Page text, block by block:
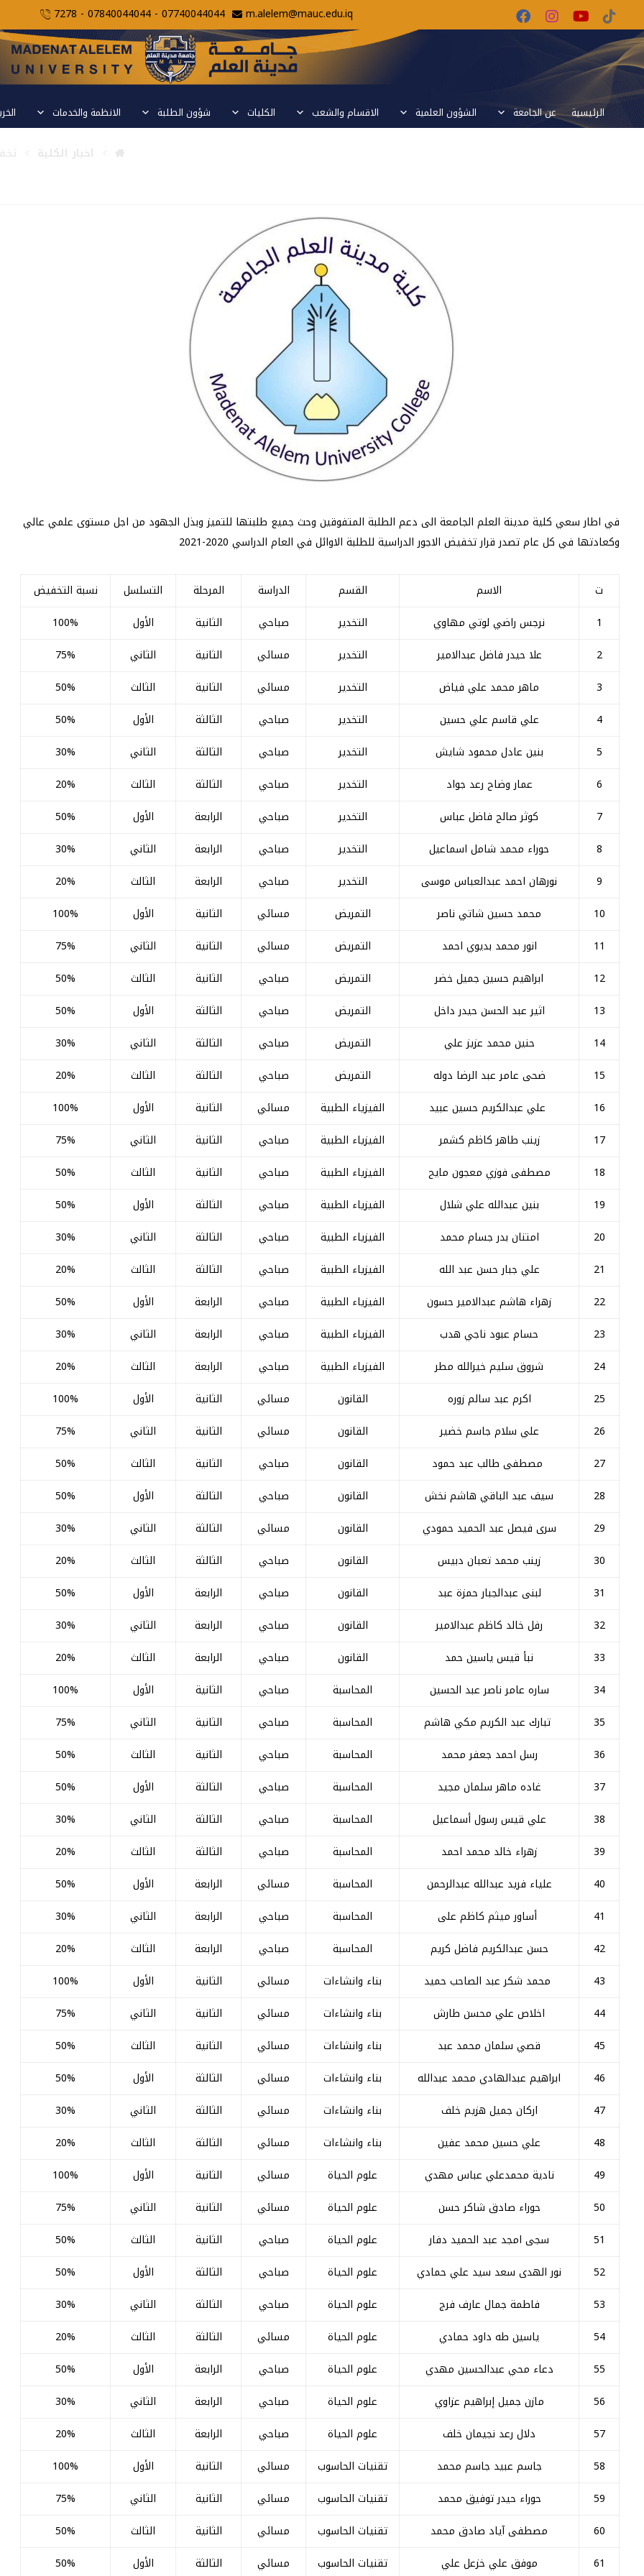
07740044044 - 07840044044 - 7278 m.alelem@mauc.edu.iq
الرئيسية عن الجامعة الشؤون العلمية الاقسام والشعب الكليات شؤون الطلبة الانظمة والخدمات
في اطار سعي كلية مدينة العلم الجامعة الى دعم الطلبة المتفوقين وحث جميع طلبتها للتميز وبذل الجهود من اجل مستوى علمي عالي
وكعادتها في كل عام تصدر قرار تخفيض الاجور الدراسية للطلبة الاوائل في العام الدراسي 2020-2021
ت الاسم القسم الدراسة المرحلة التسلسل
نسبة التخفيض
1
نرجس راضي لوتي مهاوي التخدير صباحي الثانية الأول
100%
2
علا حيدر فاضل عبدالامیر التخدير مسائي الثانية الثاني
75%
3
ماهر محمد علي فياض التخدير مسائي الثانية الثالث
50%
4
علي قاسم علي حسين التخدير صباحي الثالثة الأول
50%
5
بنين عادل محمود شایش التخدير صباحي الثالثة الثاني
30%
6
عمار وضاح رعد جواد التخدير صباحي الثالثة الثالث
20%
7
کوثر صالح فاضل عباس التخدير صباحي الرابعة الأول
50%
8
حوراء محمد شامل اسماعیل التخدير صباحي الرابعة الثاني
30%
9
نورهان احمد عبدالعباس موسى التخدير صباحي الرابعة الثالث
20%
10
محمد حسين شاتي ناصر التمريض مسائي الثانية الأول
100%
11
انور محمد بديوي احمد التمريض مسائي الثانية الثاني
75%
12
ابراهيم حسین جميل خضر التمريض صباحي الثانية الثالث
50%
13
اثير عبد الحسن حیدر داخل التمريض صباحي الثالثة الأول
50%
14
حنين محمد عزيز علي التمريض صباحي الثالثة الثاني
30%
15
ضحی عامر عبد الرضا دوله التمريض صباحي الثالثة الثالث
20%
16
علي عبدالكريم حسين عبيد الفيزياء الطبية مسائي الثانية الأول
100%
17
زینب طاهر کاظم کشمر الفيزياء الطبية صباحي الثانية الثاني
75%
18
مصطفى فوزي معجون مايح الفيزياء الطبية صباحي الثانية الثالث
50%
19
بنين عبدالله علي شلال الفيزياء الطبية صباحي الثالثة الأول
50%
20
امتنان بدر جسام محمد الفيزياء الطبية صباحي الثالثة الثاني
30%
21
علي جبار حسن عبد الله الفيزياء الطبية صباحي الثالثة الثالث
20%
22
زهراء هاشم عبدالامیر حسون الفيزياء الطبية صباحي الرابعة الأول
50%
23
حسام عبود ناجي هدب الفيزياء الطبية صباحي الرابعة الثاني
30%
24
شروق سلیم خیرالله مطر الفيزياء الطبية صباحي الرابعة الثالث
20%
25
اکرم عبد سالم زوره القانون مسائي الثانية الأول
100%
26
علي سلام جاسم خضير القانون مسائي الثانية الثاني
75%
27
مصطفی طالب عبد حمود القانون صباحي الثانية الثالث
50%
28
سيف عبد الباقي هاشم نخش القانون صباحي الثالثة الأول
50%
29
سری فیصل عبد الحميد حمودي القانون مسائي الثالثة الثاني
30%
30
زینب محمد تعبان دبیس القانون صباحي الثالثة الثالث
20%
31
لبنى عبدالجبار حمزة عبد القانون صباحي الرابعة الأول
50%
32
رفل خالد کاظم عبدالامیر القانون صباحي الرابعة الثاني
30%
33
نبأ قيس ياسين حمد القانون صباحي الرابعة الثالث
20%
34
ساره عامر ناصر عبد الحسين المحاسبة صباحي الثانية الأول
100%
35
تبارك عبد الكريم مكي هاشم المحاسبة صباحي الثانية الثاني
75%
36
رسل احمد جعفر محمد المحاسبة صباحي الثانية الثالث
50%
37
غاده ماهر سلمان مجید المحاسبة صباحي الثالثة الأول
50%
38
علي قيس رسول أسماعيل المحاسبة صباحي الثالثة الثاني
30%
39
زهراء خالد محمد احمد المحاسبة صباحي الثالثة الثالث
20%
40
علياء فريد عبدالله عبدالرحمن المحاسبة مسائي الرابعة الأول
50%
41
أساور ميثم كاظم على المحاسبة صباحي الرابعة الثاني
30%
42
حسن عبدالكريم فاضل كريم المحاسبة صباحي الرابعة الثالث
20%
43
محمد شكر عبد الصاحب حميد بناء وانشاءات مسائي الثانية الأول
100%
44
اخلاص علي محسن طارش بناء وانشاءات مسائي الثانية الثاني
75%
45
قصي سلمان محمد عبد بناء وانشاءات مسائي الثانية الثالث
50%
46
ابراهيم عبدالهادي محمد عبدالله بناء وانشاءات مسائي الثالثة الأول
50%
47
ارکان جمیل هزيم خلف بناء وانشاءات مسائي الثالثة الثاني
30%
48
علي حسين محمد عفين بناء وانشاءات مسائي الثالثة الثالث
20%
49
نادية محمدعلي عباس مهدي علوم الحياة مسائي الثانية الأول
100%
50
حوراء صادق شاکر حسن علوم الحياة مسائي الثانية الثاني
75%
51
سجی امجد عبد الحميد دفار علوم الحياة صباحي الثانية الثالث
50%
52
نور الهدى سعد سيد علي حمادي علوم الحياة صباحي الثالثة الأول
50%
53
فاطمة جمال عارف فرج علوم الحياة صباحي الثالثة الثاني
30%
54
ياسين طه داود حمادي علوم الحياة مسائي الثالثة الثالث
20%
55
دعاء محي عبدالحسين مهدي علوم الحياة صباحي الرابعة الأول
50%
56
مازن جميل إبراهيم عزاوي علوم الحياة صباحي الرابعة الثاني
30%
57
دلال رعد نجیمان خلف علوم الحياة صباحي الرابعة الثالث
20%
58
جاسم عبيد جاسم محمد تقنيات الحاسوب مسائي الثانية الأول
100%
59
حوراء حیدر توفيق محمد تقنيات الحاسوب مسائي الثانية الثاني
75%
60
مصطفی آیاد صادق محمد تقنيات الحاسوب مسائي الثانية الثالث
50%
61
موفق علي خزعل علي تقنيات الحاسوب مسائي الثالثة الأول 50%